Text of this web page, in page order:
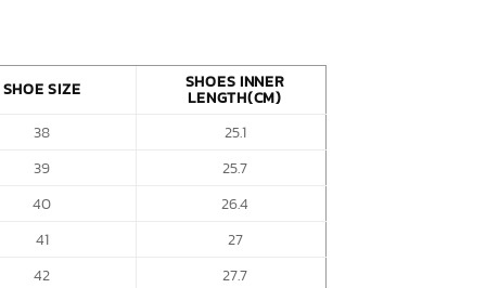
SHOE SIZE SHOES INNER
LENGTH(CM)
38
25.1
39
25.7
40
26.4
41
27
42
27.7